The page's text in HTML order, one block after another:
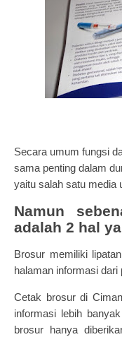
Secara umum fungsi
sama penting dalam
yaitu salah satu media
Namun
adalah 2 hal
Brosur memiliki
halaman informasi
Cetak brosur di
informasi lebih
brosur hanya